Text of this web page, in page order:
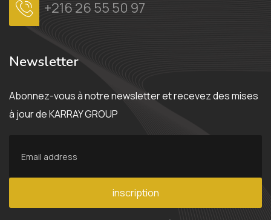
+216 26 55 50 97
Newsletter
Abonnez-vous à notre newsletter et recevez des mises
à jour de KARRAY GROUP
inscription